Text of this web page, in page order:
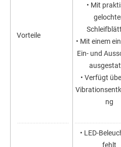
Vorteile
• Mit
• Mit einem
Ein- und
• Verfügt
ng
• LED-
fehlt